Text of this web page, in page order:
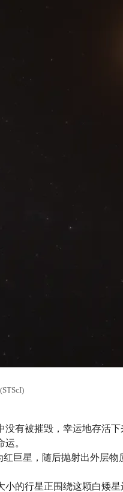
没有被摧毁，幸运地存活
。
巨星，随后抛射出外层物
的行星正围绕这颗白矮星